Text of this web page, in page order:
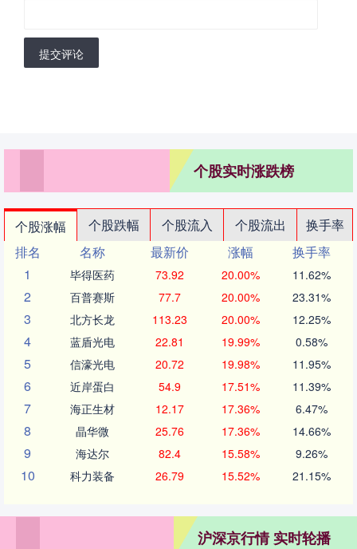
提交评论
个股实时涨跌榜
个股涨幅 个股跌幅 个股流入 个股流出
换手率
排名
名称 最新价 涨幅
换手率
1
毕得医药 73.92 20.00% 11.62%
2 百普赛斯 77.7 20.00% 23.31%
3 北方长龙 113.23 20.00% 12.25%
4 蓝盾光电 22.81 19.99% 0.58%
5 信濠光电 20.72 19.98% 11.95%
6 近岸蛋白 54.9 17.51% 11.39%
7 海正生材 12.17 17.36% 6.47%
8 晶华微 25.76 17.36% 14.66%
9 海达尔 82.4 15.58% 9.26%
10 科力装备 26.79 15.52% 21.15%
沪深京行情 实时轮播